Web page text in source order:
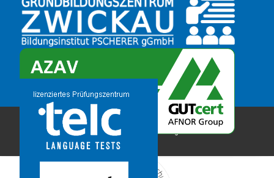
Copyright 2026 © Bildungsinstitut PSCHERER gGmbH